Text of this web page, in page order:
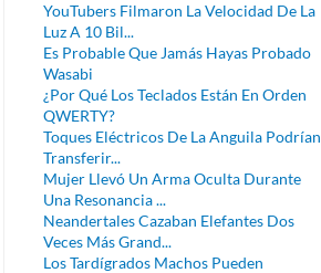
YouTubers Filmaron La Velocidad De La
Luz A 10 Bil...
Es Probable Que Jamás Hayas Probado
Wasabi
¿Por Qué Los Teclados Están En Orden
QWERTY?
Toques Eléctricos De La Anguila Podrían
Transferir...
Mujer Llevó Un Arma Oculta Durante
Una Resonancia ...
Neandertales Cazaban Elefantes Dos
Veces Más Grand...
Los Tardígrados Machos Pueden